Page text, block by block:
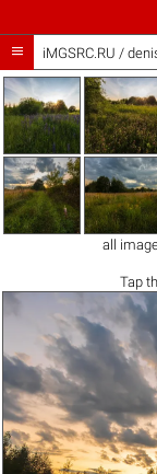
 iMGSRC.RU /
all
Tap